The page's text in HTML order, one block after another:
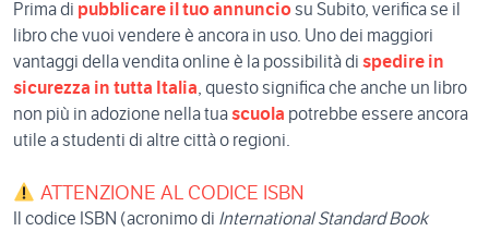
Prima di pubblicare il tuo annunciosu Subito, verifica se il
libro che vuoi vendere è ancora in uso. Uno dei maggiori
vantaggi della vendita online è la possibilità di spedire in
sicurezza in tutta Italia , questo significa che anche un libro
non più in adozione nella tuascuola potrebbe essere ancora
utile a studenti di altre città o regioni.
ATTENZIONE AL CODICE ISBN
Il codice ISBN (acronimo di International Standard Book